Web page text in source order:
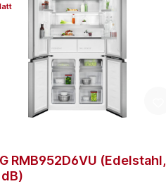
RMB952D6VU (Edelstahl,